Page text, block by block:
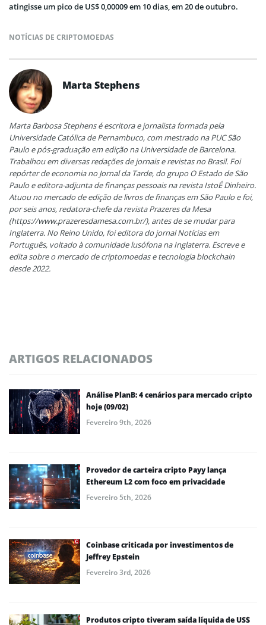
atingisse um pico de US$ 0,00009 em 10 dias, em 20 de outubro.
NOTÍCIAS DE CRIPTOMOEDAS
Marta Stephens
Marta Barbosa Stephens é escritora e jornalista formada pela
Universidade Católica de Pernambuco, com mestrado na PUC São
Paulo e pós-graduação em edição na Universidade de Barcelona.
Trabalhou em diversas redações de jornais e revistas no Brasil. Foi
repórter de economia no Jornal da Tarde, do grupo O Estado de São
Paulo e editora-adjunta de finanças pessoais na revista IstoÉ Dinheiro.
Atuou no mercado de edição de livros de finanças em São Paulo e foi,
por seis anos, redatora-chefe da revista Prazeres da Mesa
(https://www.prazeresdamesa.com.br/), antes de se mudar para
Inglaterra. No Reino Unido, foi editora do jornal Notícias em
Português, voltado à comunidade lusófona na Inglaterra. Escreve e
edita sobre o mercado de criptomoedas e tecnologia blockchain
desde 2022.
ARTIGOS RELACIONADOS
Análise PlanB: 4 cenários para mercado cripto
hoje (09/02)
Fevereiro 9th, 2026
Provedor de carteira cripto Payy lança
Ethereum L2 com foco em privacidade
Fevereiro 5th, 2026
Coinbase criticada por investimentos de
Jeffrey Epstein
Fevereiro 3rd, 2026
Produtos cripto tiveram saída líquida de US$